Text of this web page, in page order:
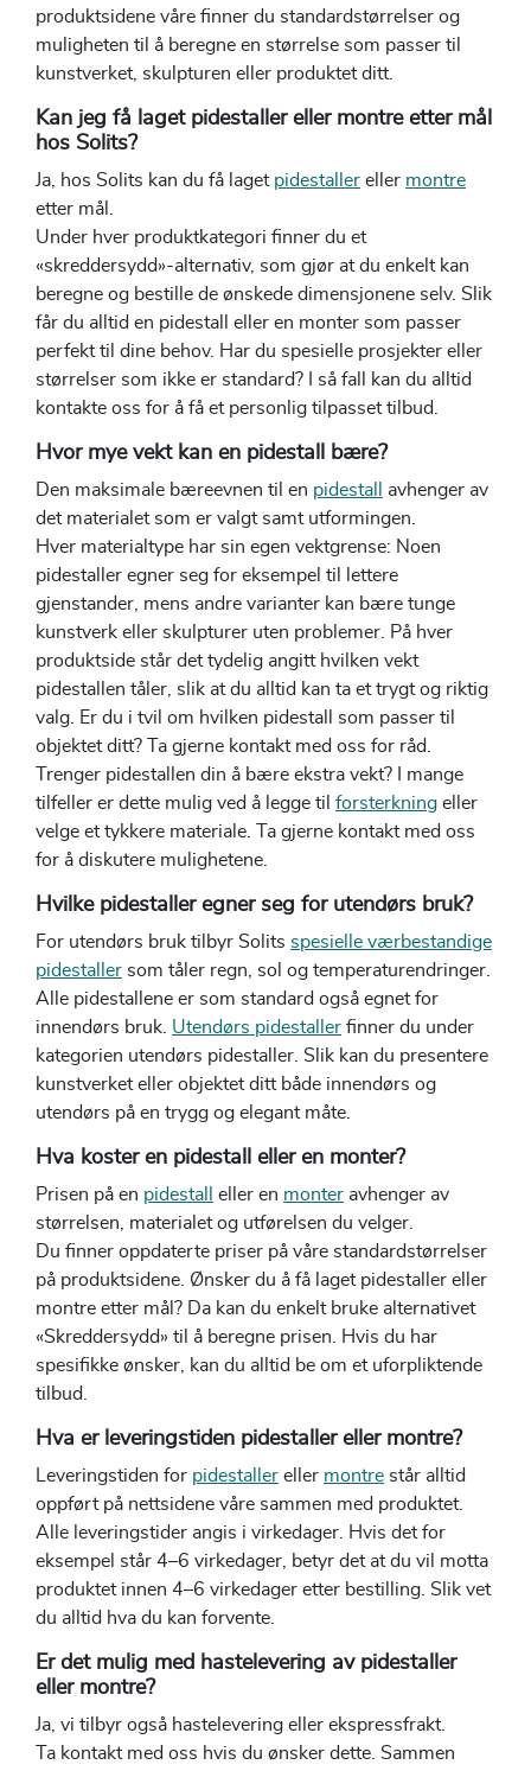
produktsidene våre finner du standardstørrelser og
muligheten til å beregne en størrelse som passer til
kunstverket, skulpturen eller produktet ditt.
Kan jeg få laget pidestaller eller montre etter mål
hos Solits?
Ja, hos Solits kan du få laget pidestaller eller montre
etter mål.
Under hver produktkategori finner du et
«skreddersydd»-alternativ, som gjør at du enkelt kan
beregne og bestille de ønskede dimensjonene selv. Slik
får du alltid en pidestall eller en monter som passer
perfekt til dine behov. Har du spesielle prosjekter eller
størrelser som ikke er standard? I så fall kan du alltid
kontakte oss for å få et personlig tilpasset tilbud.
Hvor mye vekt kan en pidestall bære?
Den maksimale bæreevnen til en pidestall
avhenger av
det materialet som er valgt samt utformingen.
Hver materialtype har sin egen vektgrense: Noen
pidestaller egner seg for eksempel til lettere
gjenstander, mens andre varianter kan bære tunge
kunstverk eller skulpturer uten problemer. På hver
produktside står det tydelig angitt hvilken vekt
pidestallen tåler, slik at du alltid kan ta et trygt og riktig
valg. Er du i tvil om hvilken pidestall som passer til
objektet ditt? Ta gjerne kontakt med oss for råd.
Trenger pidestallen din å bære ekstra vekt? I mange
tilfeller er dette mulig ved å legge til forsterkning eller
velge et tykkere materiale. Ta gjerne kontakt med oss
for å diskutere mulighetene.
Hvilke pidestaller egner seg for utendørs bruk?
For utendørs bruk tilbyr Solits spesielle værbestandige
pidestaller som tåler regn, sol og temperaturendringer.
Alle pidestallene er som standard også egnet for
innendørs bruk. Utendørs pidestaller finner du under
kategorien utendørs pidestaller. Slik kan du presentere
kunstverket eller objektet ditt både innendørs og
utendørs på en trygg og elegant måte.
Hva koster en pidestall eller en monter?
Prisen på en pidestall eller en monter avhenger av
størrelsen, materialet og utførelsen du velger.
Du finner oppdaterte priser på våre standardstørrelser
på produktsidene. Ønsker du å få laget pidestaller eller
montre etter mål? Da kan du enkelt bruke alternativet
«Skreddersydd» til å beregne prisen. Hvis du har
spesifikke ønsker, kan du alltid be om et uforpliktende
tilbud.
Hva er leveringstiden pidestaller eller montre?
Leveringstiden for pidestaller eller montre står alltid
oppført på nettsidene våre sammen med produktet.
Alle leveringstider angis i virkedager. Hvis det for
eksempel står 4–6 virkedager, betyr det at du vil motta
produktet innen 4–6 virkedager etter bestilling. Slik vet
du alltid hva du kan forvente.
Er det mulig med hastelevering av pidestaller
eller montre?
Ja, vi tilbyr også hastelevering eller ekspressfrakt.
Ta kontakt med oss hvis du ønsker dette. Sammen